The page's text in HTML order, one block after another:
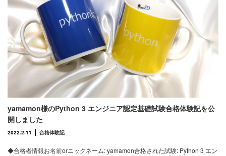
yamamon様のPython 3 エンジニア認定基礎試験合格体験記を公
開しました
2022.2.11 合格体験記
◆合格者情報お名前orニックネーム: yamamon合格された試験: Python 3 エン